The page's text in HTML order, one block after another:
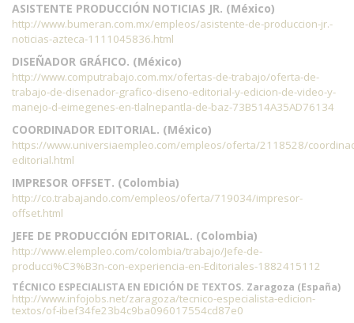
ASISTENTE PRODUCCIÓN NOTICIAS JR. (México)
http://www.bumeran.com.mx/empleos/asistente-de-produccion-jr.-
noticias-azteca-1111045836.html
DISEÑADOR GRÁFICO. (México)
http://www.computrabajo.com.mx/ofertas-de-trabajo/oferta-de-
trabajo-de-disenador-grafico-diseno-editorial-y-edicion-de-video-y-
manejo-d-eimegenes-en-tlalnepantla-de-baz-73B514A35AD76134
COORDINADOR EDITORIAL. (México)
https://www.universiaempleo.com/empleos/oferta/2118528/
editorial.html
IMPRESOR OFFSET. (Colombia)
http://co.trabajando.com/empleos/oferta/719034/impresor-
offset.html
JEFE DE PRODUCCIÓN EDITORIAL. (Colombia)
http://www.elempleo.com/colombia/trabajo/Jefe-de-
producci%C3%B3n-con-experiencia-en-Editoriales-1882415112
TÉCNICO ESPECIALISTA EN EDICIÓN DE TEXTOS. Zaragoza (España)
http://www.infojobs.net/zaragoza/tecnico-especialista-edicion-
textos/of-ibef34fe23b4c9ba096017554cd87e0